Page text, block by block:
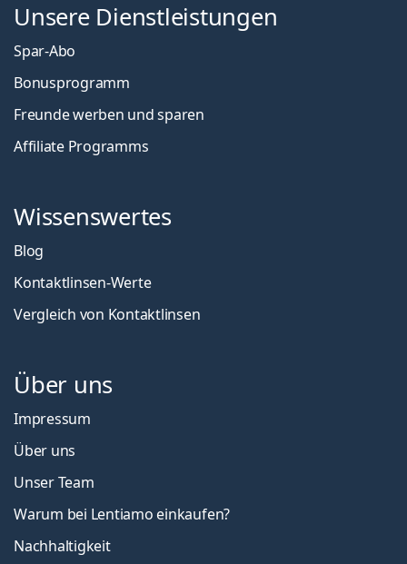
Unsere Dienstleistungen
Spar-Abo
Bonusprogramm
Freunde werben und sparen
Affiliate Programms
Wissenswertes
Blog
Kontaktlinsen-Werte
Vergleich von Kontaktlinsen
Über uns
Impressum
Über uns
Unser Team
Warum bei Lentiamo einkaufen?
Nachhaltigkeit